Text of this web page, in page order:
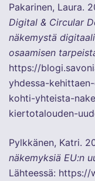
Pakarinen, Laura.
Digital & Circular
näkemystä
osaamisen
https://
yhdessa-
kohti-yhteista-
kiertotalouden-
Pylkkänen, Katri.
näkemyksiä EU:n
Lähteessä: https://